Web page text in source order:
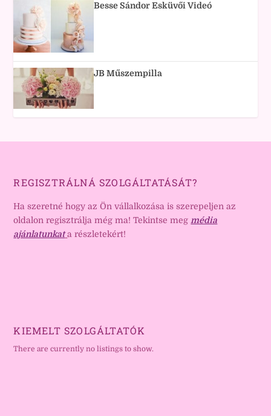
Besse Sándor Esküvői Videó
JB Műszempilla
REGISZTRÁLNÁ SZOLGÁLTATÁSÁT?
Ha szeretné hogy az Ön vállalkozása is szerepeljen az
oldalon regisztrálja még ma! Tekintse meg média
ajánlatunkat a részletekért!
KIEMELT SZOLGÁLTATÓK
There are currently no listings to show.